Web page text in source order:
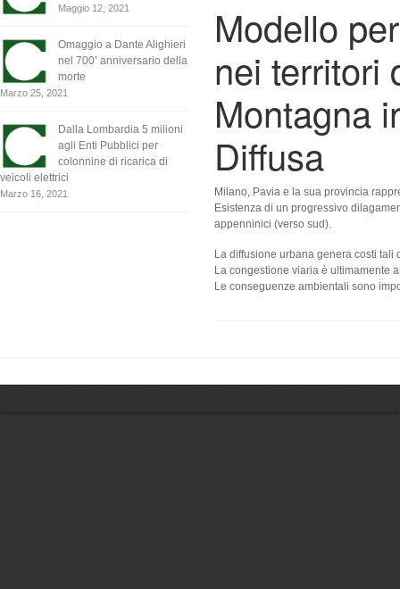
Maggio 12, 2021
Omaggio a Dante Alighieri
nel 700’ anniversario della
morte
Marzo 25, 2021
Dalla Lombardia 5 milioni
agli Enti Pubblici per
colonnine di ricarica di
veicoli elettrici
Marzo 16, 2021
Modello
nei territori
Montagna
Diffusa
Milano, Pavia e la sua provincia
Esistenza di un progressivo
appenninici (verso sud).
La diffusione urbana genera costi
La congestione viaria è ultimamente
Le conseguenze ambientali sono